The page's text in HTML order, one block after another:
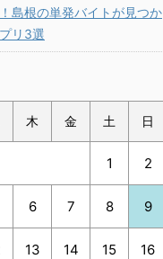
島根の単発バイトが見つか
リ3選
木 金 土 日
1 2
6 7 8 9
13 14 15 16